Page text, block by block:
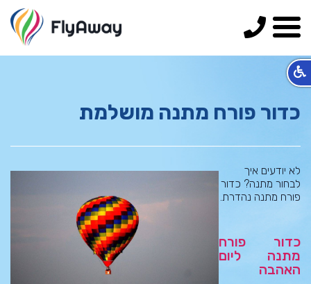
0100
כדור פורח מתנה מושלמת
לא יודעים איך
לבחור מתנה? כדור
פורח מתנה נהדרת.
כדור פורח
מתנה ליום
האהבה